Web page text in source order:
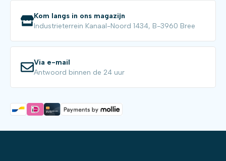
Kom langs in ons magazijn
Industrieterrein Kanaal-Noord 1434, B-3960 Bree
Via e-mail
Antwoord binnen de 24 uur